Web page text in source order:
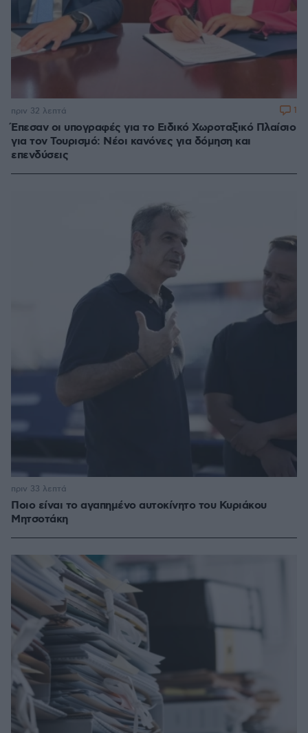
Έπεσαν οι υπογραφές για το Ειδικό Χωροταξικό Πλαίσιο
για τον Τουρισμό: Νέοι κανόνες για δόμηση και
επενδύσεις
πριν 32 λεπτά 1
Ποιο είναι το αγαπημένο αυτοκίνητο του Κυριάκου
Μητσοτάκη
πριν 33 λεπτά